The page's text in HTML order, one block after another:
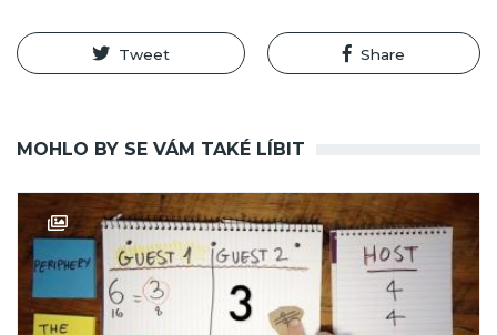
Tweet Share
MOHLO BY SE VÁM TAKÉ LÍBIT